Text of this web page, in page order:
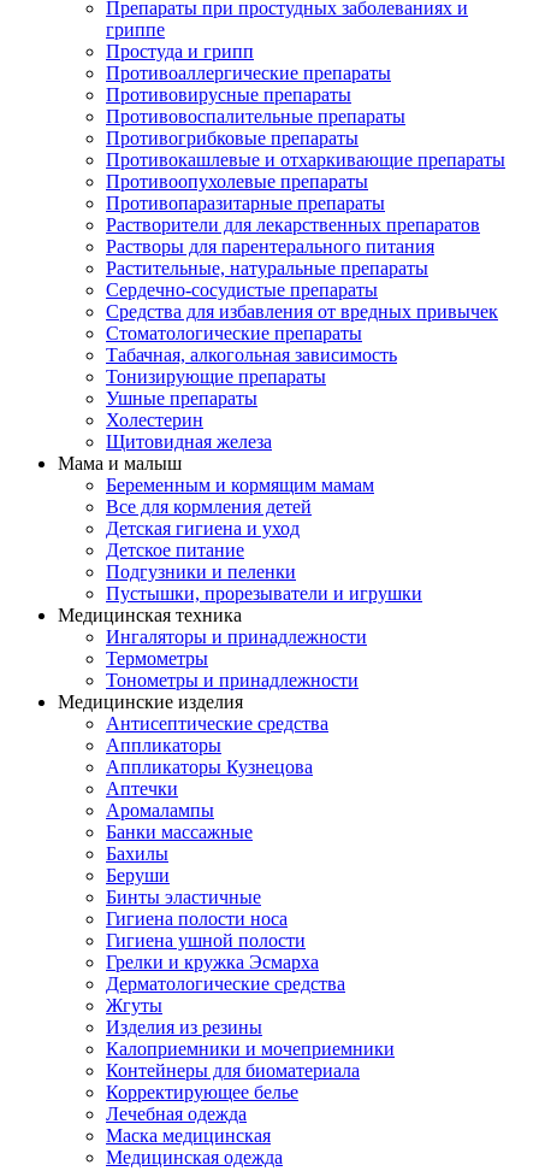
Препараты при простудных заболеваниях и
гриппе
Простуда и грипп
Противоаллергические препараты
Противовирусные препараты
Противовоспалительные препараты
Противогрибковые препараты
Противокашлевые и отхаркивающие препараты
Противоопухолевые препараты
Противопаразитарные препараты
Растворители для лекарственных препаратов
Растворы для парентерального питания
Растительные, натуральные препараты
Сердечно-сосудистые препараты
Средства для избавления от вредных привычек
Стоматологические препараты
Табачная, алкогольная зависимость
Тонизирующие препараты
Ушные препараты
Холестерин
Щитовидная железа
Мама и малыш
Беременным и кормящим мамам
Все для кормления детей
Детская гигиена и уход
Детское питание
Подгузники и пеленки
Пустышки, прорезыватели и игрушки
Медицинская техника
Ингаляторы и принадлежности
Термометры
Тонометры и принадлежности
Медицинские изделия
Антисептические средства
Аппликаторы
Аппликаторы Кузнецова
Аптечки
Аромалампы
Банки массажные
Бахилы
Беруши
Бинты эластичные
Гигиена полости носа
Гигиена ушной полости
Грелки и кружка Эсмарха
Дерматологические средства
Жгуты
Изделия из резины
Калоприемники и мочеприемники
Контейнеры для биоматериала
Корректирующее белье
Лечебная одежда
Маска медицинская
Медицинская одежда